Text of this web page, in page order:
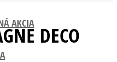
AKCIADECO